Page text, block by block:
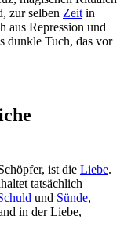
zur selben Zeit in
aus Repression und
dunkle Tuch, das vor
ist die Liebe.
tatsächlich
und Sünde,
in der Liebe,